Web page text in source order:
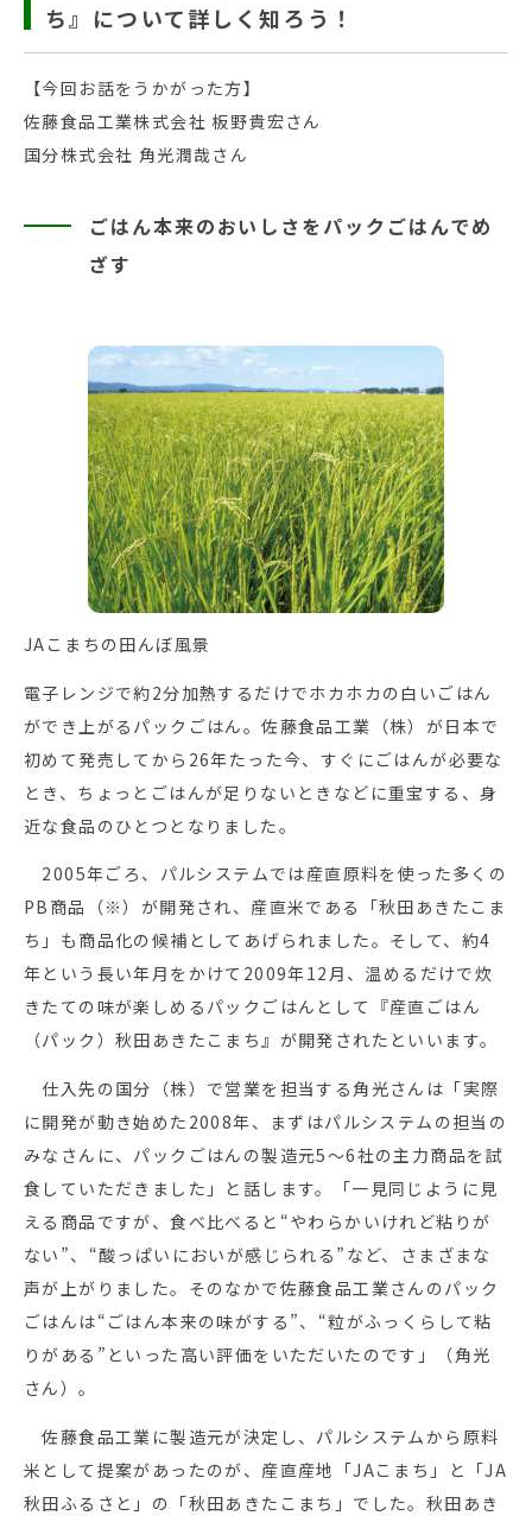
ち』について詳しく知ろう！
【今回お話をうかがった方】
佐藤食品工業株式会社 板野貴宏さん
国分株式会社 角光潤哉さん
ごはん本来のおいしさをパックごはんでめ
ざす
JAこまちの田んぼ風景
電子レンジで約2分加熱するだけでホカホカの白いごはん
ができ上がるパックごはん。佐藤食品工業（株）が日本で
初めて発売してから26年たった今、すぐにごはんが必要な
とき、ちょっとごはんが足りないときなどに重宝する、身
近な食品のひとつとなりました。
2005年ごろ、パルシステムでは産直原料を使った多くの
PB商品（※）が開発され、産直米である「秋田あきたこま
ち」も商品化の候補としてあげられました。そして、約4
年という長い年月をかけて2009年12月、温めるだけで炊
きたての味が楽しめるパックごはんとして『産直ごはん
（パック）秋田あきたこまち』が開発されたといいます。
仕入先の国分（株）で営業を担当する角光さんは「実際
に開発が動き始めた2008年、まずはパルシステムの担当の
みなさんに、パックごはんの製造元5〜6社の主力商品を試
食していただきました」と話します。「一見同じように見
える商品ですが、食べ比べると“やわらかいけれど粘りが
ない”、“酸っぱいにおいが感じられる”など、さまざまな
声が上がりました。そのなかで佐藤食品工業さんのパック
ごはんは“ごはん本来の味がする”、“粒がふっくらして粘
りがある”といった高い評価をいただいたのです」（角光
さん）。
佐藤食品工業に製造元が決定し、パルシステムから原料
米として提案があったのが、産直産地「JAこまち」と「JA
秋田ふるさと」の「秋田あきたこまち」でした。秋田あき